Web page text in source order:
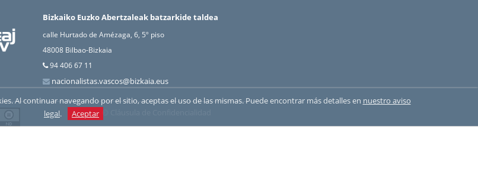
Bizkaiko Euzko Abertzaleak batzarkide taldea
calle Hurtado de Amézaga, 6, 5º piso
48008 Bilbao-Bizkaia
94 406 67 11
nacionalistas.vascos@bizkaia.eus
Al continuar navegando por el sitio, aceptas el uso de las mismas. Puede encontrar más detalles en nuestro aviso
legal. Aceptar